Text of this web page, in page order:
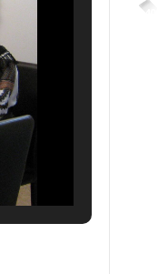
4,400